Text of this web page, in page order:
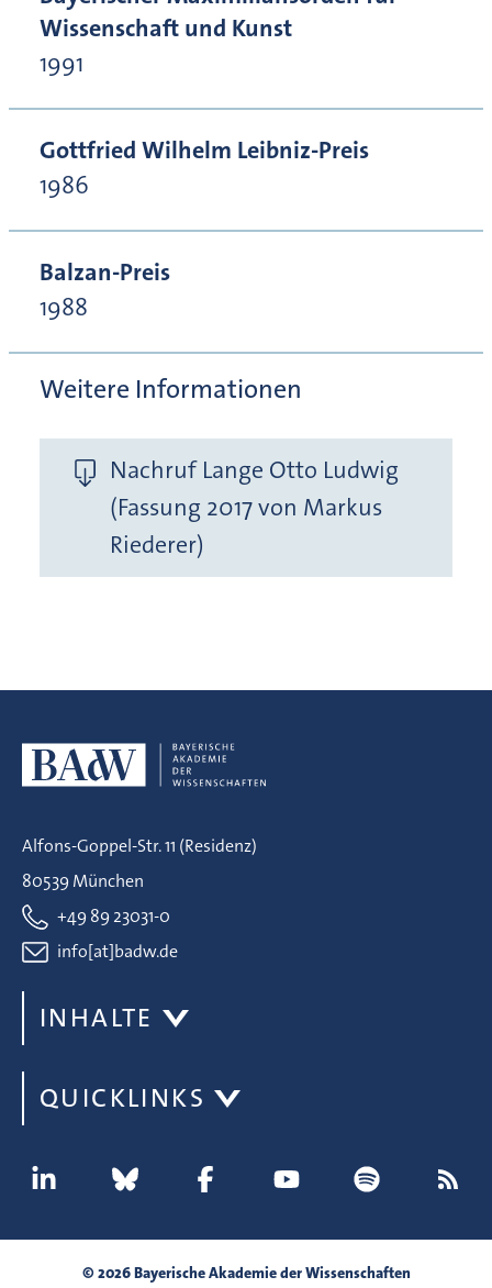
Wissenschaft und Kunst
1991
Gottfried Wilhelm Leibniz-Preis
1986
Balzan-Preis
1988
Weitere Informationen
Nachruf Lange Otto Ludwig
(Fassung 2017 von Markus
Riederer)
Alfons-Goppel-Str. 11 (Residenz)
80539 München
+49 89 23031-0
info[at]badw.de
INHALTE
QUICKLINKS
© 2026 Bayerische Akademie der Wissenschaften